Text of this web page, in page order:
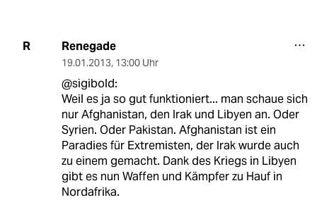
R Renegade
19.01.2013, 13:00 Uhr
@sigibold:
Weil es ja so gut funktioniert... man schaue sich
nur Afghanistan, den Irak und Libyen an. Oder
Syrien. Oder Pakistan. Afghanistan ist ein
Paradies für Extremisten, der Irak wurde auch
zu einem gemacht. Dank des Kriegs in Libyen
gibt es nun Waffen und Kämpfer zu Hauf in
Nordafrika.